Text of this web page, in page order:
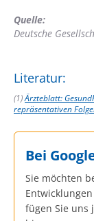
Quelle:
Deutsche
Literatur:
(1)Ärzteblatt:
repräsentativen
Bei
Sie möchten
fügen Sie uns